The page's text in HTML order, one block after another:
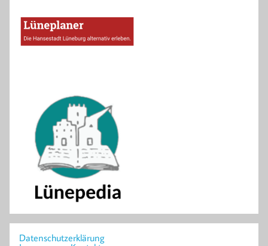
Datenschutzerklärung